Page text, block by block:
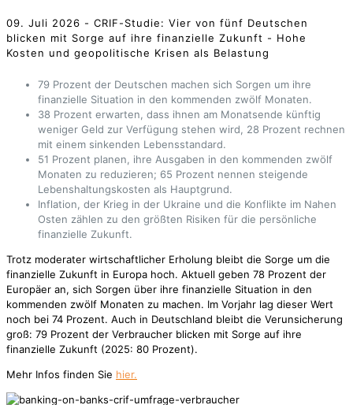
09. Juli 2026 - CRIF-Studie: Vier von fünf Deutschen
blicken mit Sorge auf ihre finanzielle Zukunft - Hohe
Kosten und geopolitische Krisen als Belastung
79 Prozent der Deutschen machen sich Sorgen um ihre
finanzielle Situation in den kommenden zwölf Monaten.
38 Prozent erwarten, dass ihnen am Monatsende künftig
weniger Geld zur Verfügung stehen wird, 28 Prozent rechnen
mit einem sinkenden Lebensstandard.
51 Prozent planen, ihre Ausgaben in den kommenden zwölf
Monaten zu reduzieren; 65 Prozent nennen steigende
Lebenshaltungskosten als Hauptgrund.
Inflation, der Krieg in der Ukraine und die Konflikte im Nahen
Osten zählen zu den größten Risiken für die persönliche
finanzielle Zukunft.
Trotz moderater wirtschaftlicher Erholung bleibt die Sorge um die
finanzielle Zukunft in Europa hoch. Aktuell geben 78 Prozent der
Europäer an, sich Sorgen über ihre finanzielle Situation in den
kommenden zwölf Monaten zu machen. Im Vorjahr lag dieser Wert
noch bei 74 Prozent. Auch in Deutschland bleibt die Verunsicherung
groß: 79 Prozent der Verbraucher blicken mit Sorge auf ihre
finanzielle Zukunft (2025: 80 Prozent).
Mehr Infos finden Sie hier.